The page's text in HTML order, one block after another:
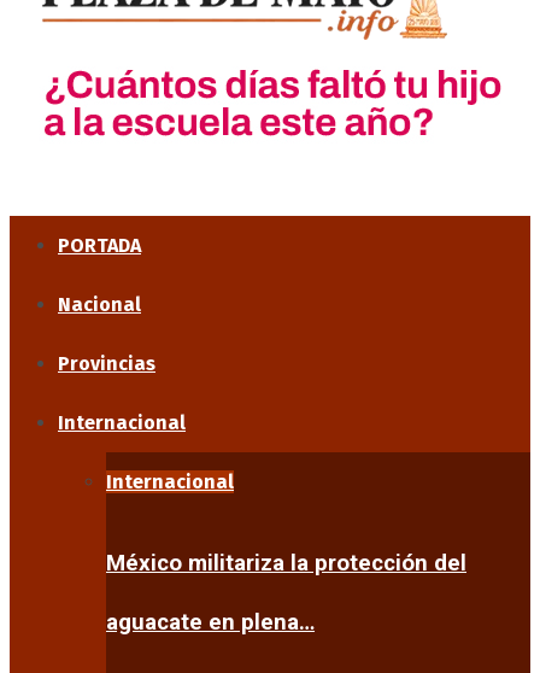
PORTADA
Nacional
Provincias
Internacional
Internacional
México militariza la protección del
aguacate en plena…